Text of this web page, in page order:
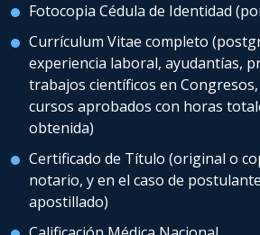
Fotocopia Cédula de Identidad
Currículum Vitae completo
experiencia laboral, ayudantías,
trabajos científicos en
cursos aprobados con horas
obtenida)
Certificado de Título (original o
notario, y en el caso de
apostillado)